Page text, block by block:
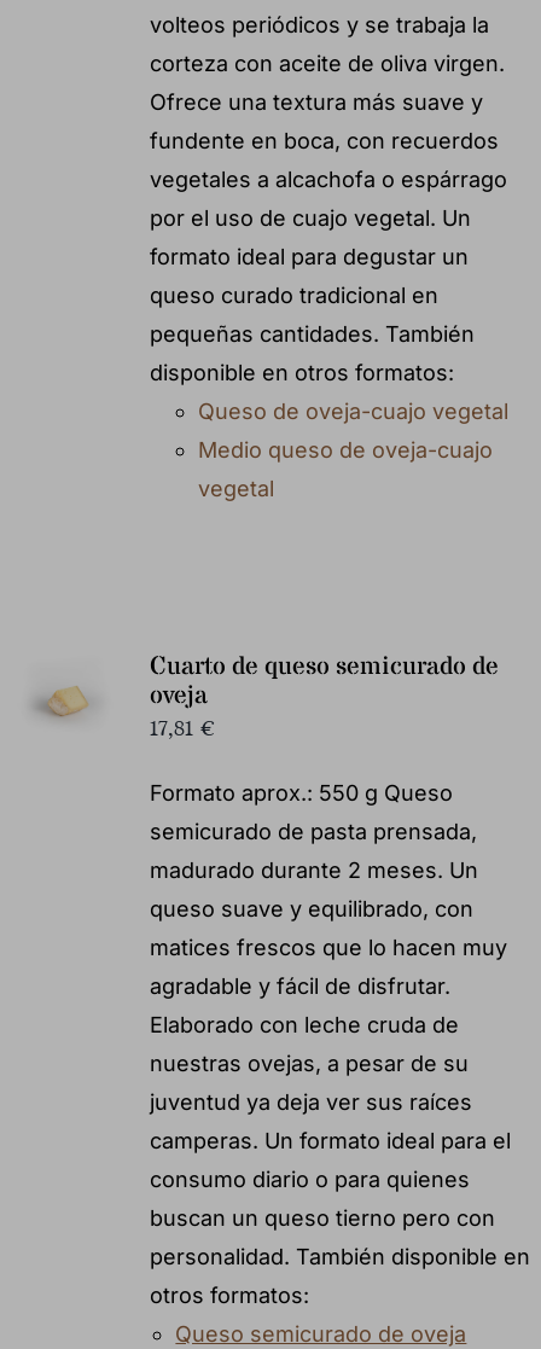
volteos periódicos y se trabaja la
corteza con aceite de oliva virgen.
Ofrece una textura más suave y
fundente en boca, con recuerdos
vegetales a alcachofa o espárrago
por el uso de cuajo vegetal. Un
formato ideal para degustar un
queso curado tradicional en
pequeñas cantidades. También
disponible en otros formatos:
Queso de oveja-cuajo vegetal
Medio queso de oveja-cuajo
vegetal
Cuarto de queso semicurado de
oveja
17,81 €
Formato aprox.: 550 g Queso
semicurado de pasta prensada,
madurado durante 2 meses. Un
queso suave y equilibrado, con
matices frescos que lo hacen muy
agradable y fácil de disfrutar.
Elaborado con leche cruda de
nuestras ovejas, a pesar de su
juventud ya deja ver sus raíces
camperas. Un formato ideal para el
consumo diario o para quienes
buscan un queso tierno pero con
personalidad. También disponible en
otros formatos:
Queso semicurado de oveja